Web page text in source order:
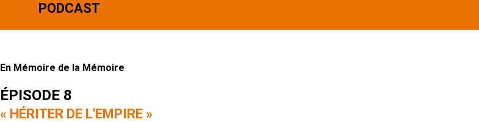
PODCAST
En Mémoire de la Mémoire
ÉPISODE 8
« HÉRITER DE L'EMPIRE »